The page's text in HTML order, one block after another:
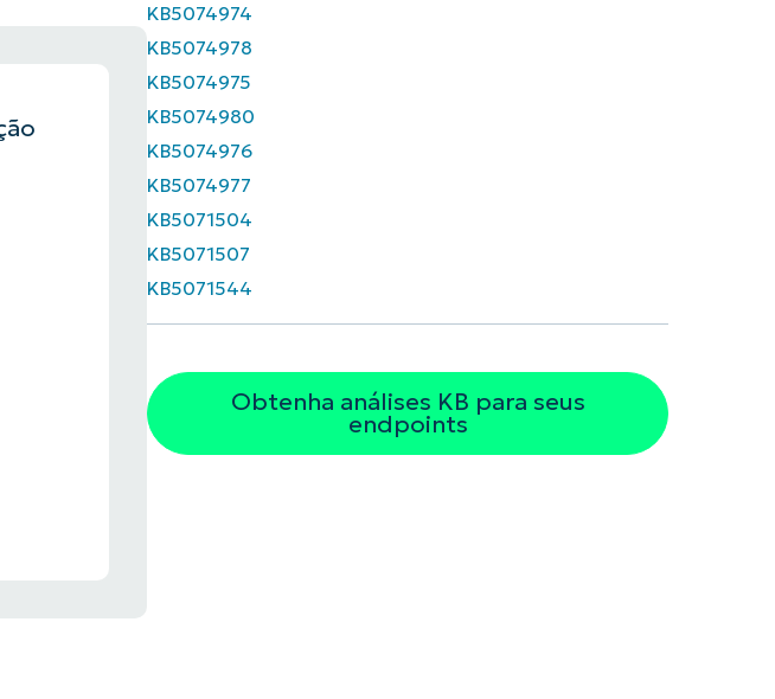
KB5074974
KB5074978
KB5074975
KB5074980
KB5074976
KB5074977
KB5071504
KB5071507
KB5071544
Obtenha análises KB para seus
endpoints